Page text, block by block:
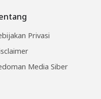
Privasi
Media Siber